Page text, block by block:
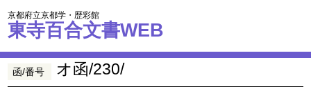
京都府立京都学・歴彩館
東寺百合文書WEB
函/番号 オ函/230/